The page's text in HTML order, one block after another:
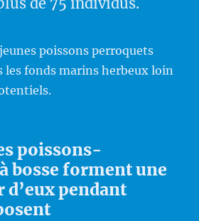
poissons perroquets
les fonds marins herbeux loin
poissons-
bosse forment une
pendant